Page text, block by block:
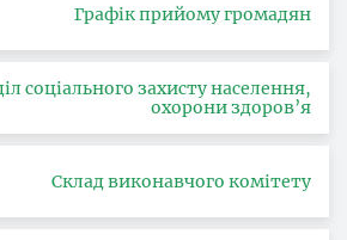
Графік прийому громадян
соціального захисту населення,
охорони здоров’я
Склад виконавчого комітету